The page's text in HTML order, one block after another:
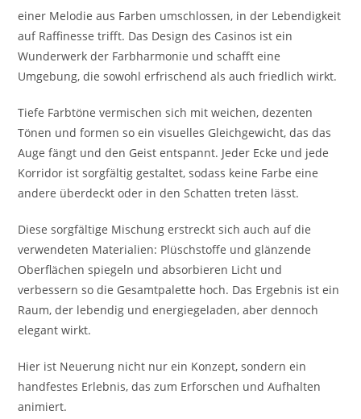
einer Melodie aus Farben umschlossen, in der Lebendigkeit
auf Raffinesse trifft. Das Design des Casinos ist ein
Wunderwerk der Farbharmonie und schafft eine
Umgebung, die sowohl erfrischend als auch friedlich wirkt.
Tiefe Farbtöne vermischen sich mit weichen, dezenten
Tönen und formen so ein visuelles Gleichgewicht, das das
Auge fängt und den Geist entspannt. Jeder Ecke und jede
Korridor ist sorgfältig gestaltet, sodass keine Farbe eine
andere überdeckt oder in den Schatten treten lässt.
Diese sorgfältige Mischung erstreckt sich auch auf die
verwendeten Materialien: Plüschstoffe und glänzende
Oberflächen spiegeln und absorbieren Licht und
verbessern so die Gesamtpalette hoch. Das Ergebnis ist ein
Raum, der lebendig und energiegeladen, aber dennoch
elegant wirkt.
Hier ist Neuerung nicht nur ein Konzept, sondern ein
handfestes Erlebnis, das zum Erforschen und Aufhalten
animiert.